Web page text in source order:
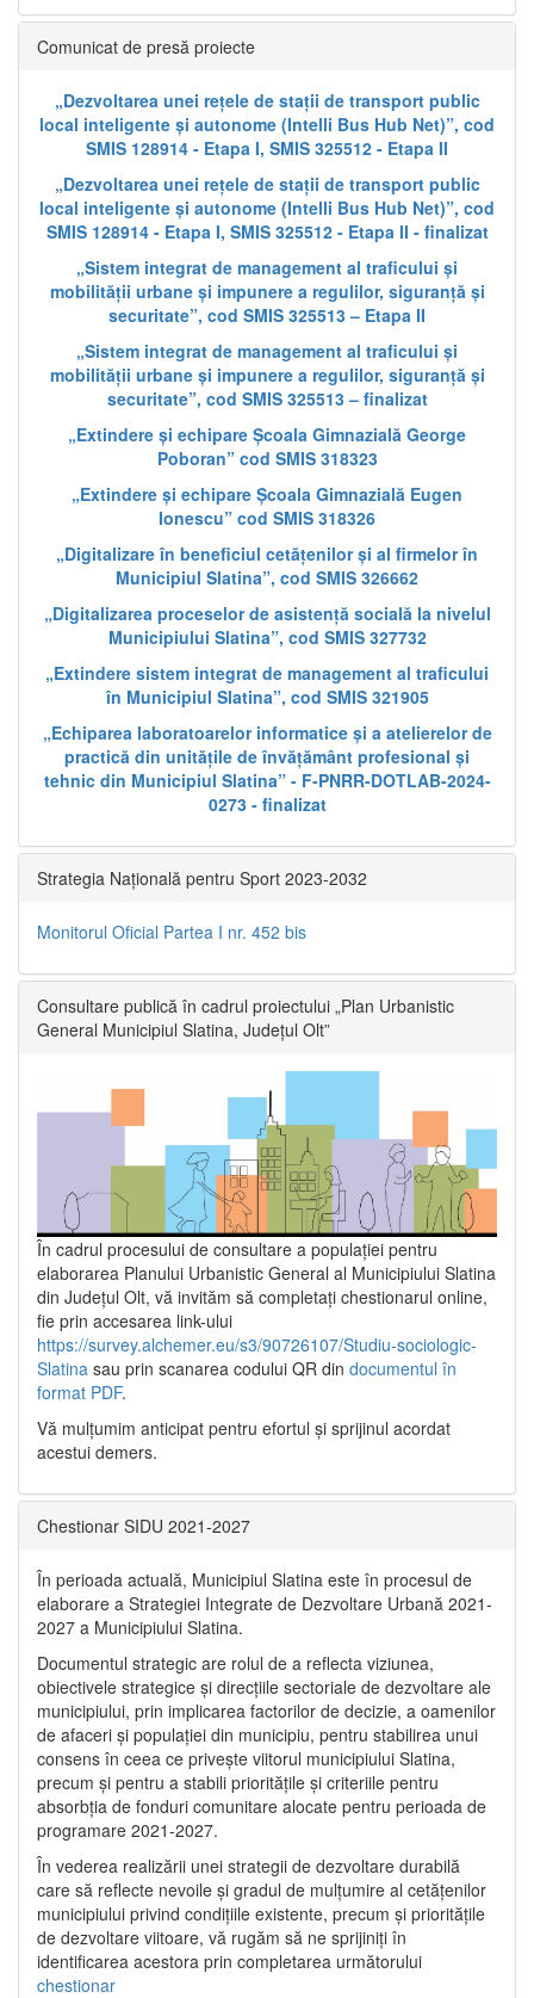
Comunicat de presă proiecte
„Dezvoltarea unei rețele de stații de transport public
local inteligente și autonome (Intelli Bus Hub Net)”, cod
SMIS 128914 - Etapa I, SMIS 325512 - Etapa II
„Dezvoltarea unei rețele de stații de transport public
local inteligente și autonome (Intelli Bus Hub Net)”, cod
SMIS 128914 - Etapa I, SMIS 325512 - Etapa II - finalizat
„Sistem integrat de management al traficului și
mobilității urbane și impunere a regulilor, siguranță și
securitate”, cod SMIS 325513 – Etapa II
„Sistem integrat de management al traficului și
mobilității urbane și impunere a regulilor, siguranță și
securitate”, cod SMIS 325513 – finalizat
„Extindere și echipare Școala Gimnazială George
Poboran” cod SMIS 318323
„Extindere și echipare Școala Gimnazială Eugen
Ionescu” cod SMIS 318326
„Digitalizare în beneficiul cetățenilor și al firmelor în
Municipiul Slatina”, cod SMIS 326662
„Digitalizarea proceselor de asistență socială la nivelul
Municipiului Slatina”, cod SMIS 327732
„Extindere sistem integrat de management al traficului
în Municipiul Slatina”, cod SMIS 321905
„Echiparea laboratoarelor informatice și a atelierelor de
practică din unitățile de învățământ profesional și
tehnic din Municipiul Slatina” - F-PNRR-DOTLAB-2024-
0273 - finalizat
Strategia Națională pentru Sport 2023-2032
Monitorul Oficial Partea I nr. 452 bis
Consultare publică în cadrul proiectului „Plan Urbanistic
General Municipiul Slatina, Județul Olt”
În cadrul procesului de consultare a populaţiei pentru
elaborarea Planului Urbanistic General al Municipiului Slatina
din Județul Olt, vă invităm să completați chestionarul online,
fie prin accesarea link-ului
https://survey.alchemer.eu/s3/90726107/Studiu-sociologic-
Slatina sau prin scanarea codului QR din documentul în
format PDF.
Vă mulţumim anticipat pentru efortul şi sprijinul acordat
acestui demers.
Chestionar SIDU 2021-2027
În perioada actuală, Municipiul Slatina este în procesul de
elaborare a Strategiei Integrate de Dezvoltare Urbană 2021‐
2027 a Municipiului Slatina.
Documentul strategic are rolul de a reflecta viziunea,
obiectivele strategice și direcțiile sectoriale de dezvoltare ale
municipiului, prin implicarea factorilor de decizie, a oamenilor
de afaceri și populației din municipiu, pentru stabilirea unui
consens în ceea ce privește viitorul municipiului Slatina,
precum și pentru a stabili prioritățile și criteriile pentru
absorbția de fonduri comunitare alocate pentru perioada de
programare 2021-2027.
În vederea realizării unei strategii de dezvoltare durabilă
care să reflecte nevoile și gradul de mulțumire al cetățenilor
municipiului privind condițiile existente, precum și prioritățile
de dezvoltare viitoare, vă rugăm să ne sprijiniți în
identificarea acestora prin completarea următorului
chestionar